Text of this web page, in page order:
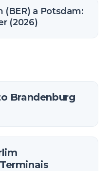
a Potsdam:
(2026)
Brandenburg